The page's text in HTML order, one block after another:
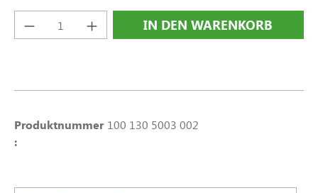
Produkt Anzahl: Gib den gewünschten
IN DEN WARENKORB
Produktnummer
:
100 130 5003 002